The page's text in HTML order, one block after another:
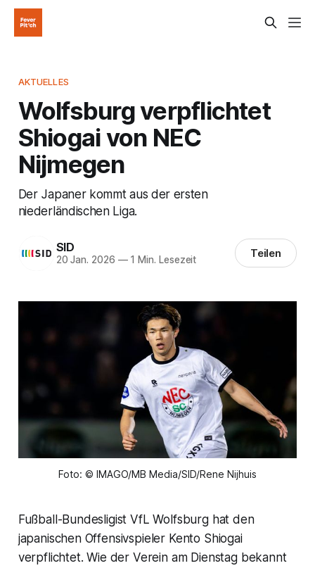
AKTUELLES
Wolfsburg verpflichtet
Shiogai von NEC
Nijmegen
Der Japaner kommt aus der ersten
niederländischen Liga.
SID
20 Jan. 2026 —1 Min. Lesezeit Teilen
Foto: © IMAGO/MB Media/SID/Rene Nijhuis
Fußball-Bundesligist VfL Wolfsburg hat den
japanischen Offensivspieler Kento Shiogai
verpflichtet. Wie der Verein am Dienstag bekannt